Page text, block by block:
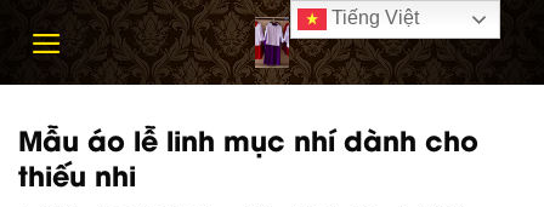
Mẫu áo lễ linh mục nhí dành cho
thiếu nhi
Tiếng Việt